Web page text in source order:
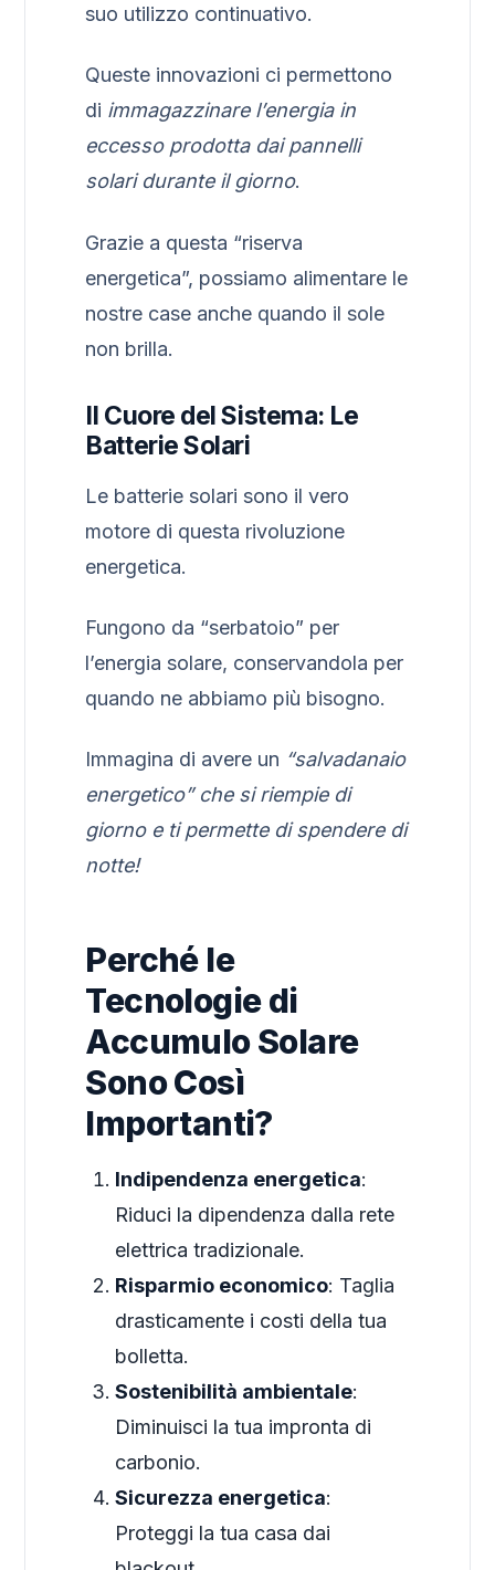
suo utilizzo continuativo.
Queste innovazioni ci permettono
di immagazzinare l’energia in
eccesso prodotta dai pannelli
solari durante il giorno.
Grazie a questa “riserva
energetica”, possiamo alimentare le
nostre case anche quando il sole
non brilla.
Il Cuore del Sistema: Le
Batterie Solari
Le batterie solari sono il vero
motore di questa rivoluzione
energetica.
Fungono da “serbatoio” per
l’energia solare, conservandola per
quando ne abbiamo più bisogno.
Immagina di avere un “salvadanaio
energetico” che si riempie di
giorno e ti permette di spendere di
notte!
Perché le
Tecnologie di
Accumulo Solare
Sono Così
Importanti?
Indipendenza energetica:
Riduci la dipendenza dalla rete
elettrica tradizionale.
Risparmio economico: Taglia
drasticamente i costi della tua
bolletta.
Sostenibilità ambientale:
Diminuisci la tua impronta di
carbonio.
Sicurezza energetica:
Proteggi la tua casa dai